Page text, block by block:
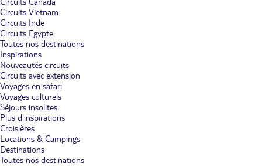
Circuits Vietnam
Circuits Inde
Circuits Egypte
Toutes nos destinations
Inspirations
Nouveautés circuits
Circuits avec extension
Voyages en safari
Voyages culturels
Séjours insolites
Plus d'inspirations
Croisières
Locations & Campings
Destinations
Toutes nos destinations